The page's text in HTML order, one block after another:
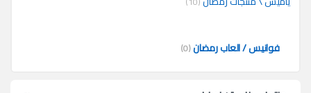
فوانيس / العاب رمضان(0)